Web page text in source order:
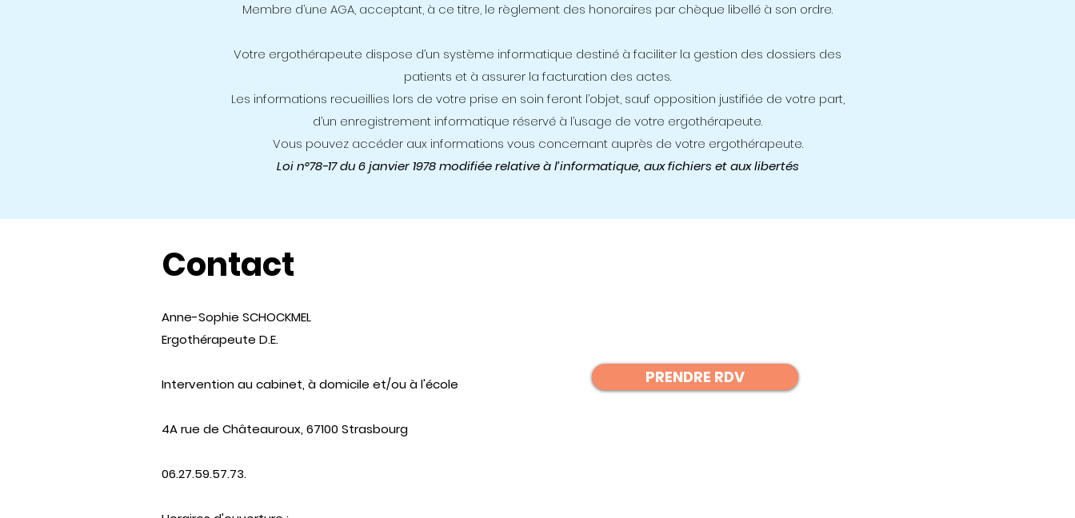
Membre d’une AGA, acceptant, à ce titre, le règlement des honoraires par chèque libellé à son ordre.
Votre ergothérapeute dispose d’un système informatique destiné à faciliter la gestion des dossiers des
patients et à assurer la facturation des actes.
Les informations recueillies lors de votre prise en soin feront l’objet, sauf opposition justifiée de votre part,
d’un enregistrement informatique réservé à l’usage de votre ergothérapeute.
Vous pouvez accéder aux informations vous concernant auprès de votre ergothérapeute.
Loi n°78-17 du 6 janvier 1978 modifiée relative à l’informatique, aux fichiers et aux libertés
Contact
Anne-Sophie SCHOCKMEL
Ergothérapeute D.E.
Intervention au cabinet, à domicile et/ou à l'école
4A rue de Châteauroux, 67100 Strasbourg
06.27.59.57.73.
PRENDRE RDV